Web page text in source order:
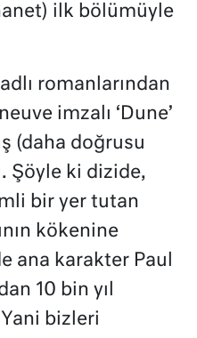
ilk bölümüyle
romanlarından
imzalı ‘Dune’
(daha doğrusu
Şöyle ki dizide,
bir yer tutan
kökenine
ana karakter Paul
10 bin yıl
bizleri